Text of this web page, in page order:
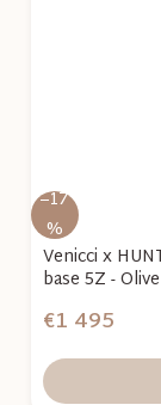
–17
%
Venicci x
base 5Z - Olive
€1 495